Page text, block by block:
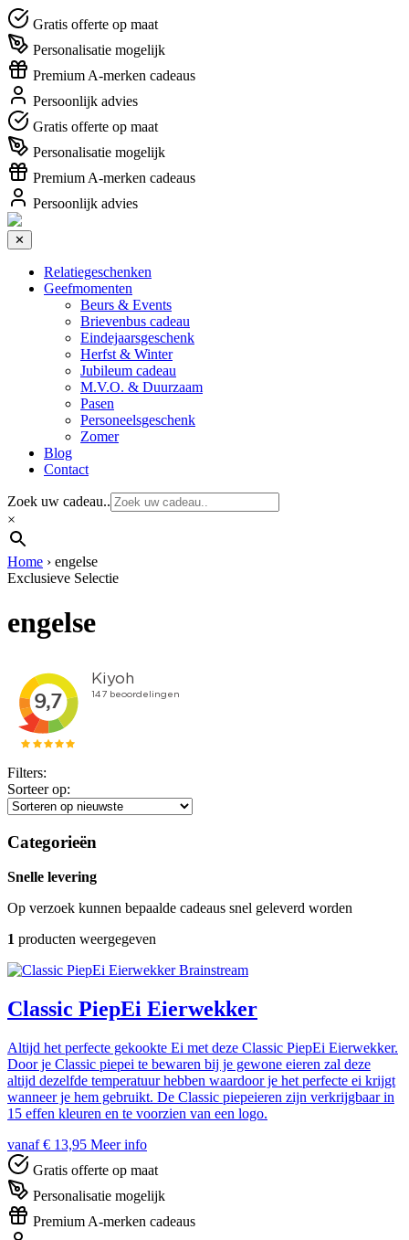
Gratis offerte op maat
Personalisatie mogelijk
Premium A-merken cadeaus
Persoonlijk advies
Gratis offerte op maat
Personalisatie mogelijk
Premium A-merken cadeaus
Persoonlijk advies
✕
Relatiegeschenken
Geefmomenten
Beurs & Events
Brievenbus cadeau
Eindejaarsgeschenk
Herfst & Winter
Jubileum cadeau
M.V.O. & Duurzaam
Pasen
Personeelsgeschenk
Zomer
Blog
Contact
Zoek uw cadeau..
×
Home › engelse
Exclusieve Selectie
engelse
Filters:
Sorteer op:
Categorieën
Snelle levering
Op verzoek kunnen bepaalde cadeaus snel geleverd worden
1 producten weergegeven
Brainstream
Classic PiepEi Eierwekker
Altijd het perfecte gekookte Ei met deze Classic PiepEi Eierwekker.
Door je Classic piepei te bewaren bij je gewone eieren zal deze
altijd dezelfde temperatuur hebben waardoor je het perfecte ei krijgt
wanneer je hem gebruikt. De Classic piepeieren zijn verkrijgbaar in
15 effen kleuren en te voorzien van een logo.
vanaf € 13,95 Meer info
Gratis offerte op maat
Personalisatie mogelijk
Premium A-merken cadeaus